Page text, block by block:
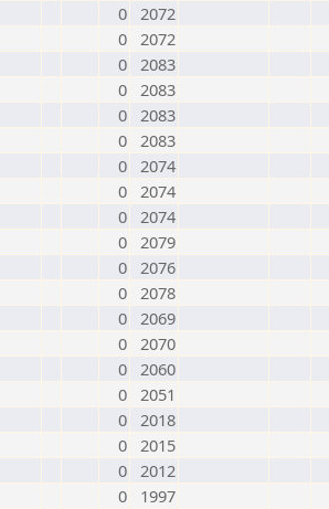
0 2072
0 2072
0 2083
0 2083
0 2083
0 2083
0 2074
0 2074
0 2074
0 2079
0 2076
0 2078
0 2069
0 2070
0 2060
0 2051
0 2018
0 2015
0 2012
0
1997